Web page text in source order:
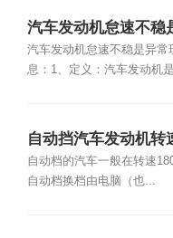
汽车发动机怠速不稳
汽车发动机怠速不稳是异常
息：1、定义：汽车发动机
自动挡汽车发动机转
挡？
自动档的汽车一般在转速
自动档换档由电脑（也...